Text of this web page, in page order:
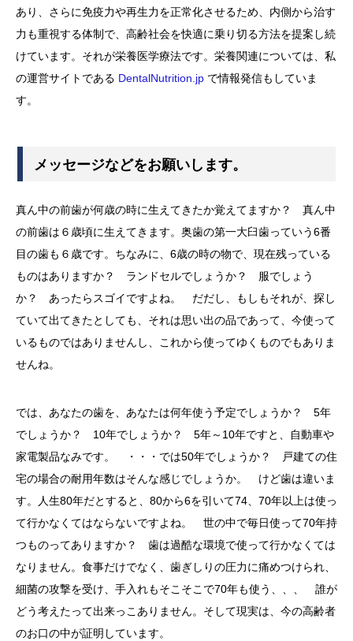
あり、さらに免疫力や再生力を正常化させるため、内側から治す
力も重視する体制で、高齢社会を快適に乗り切る方法を提案し続
けています。それが栄養医学療法です。栄養関連については、私
の運営サイトである DentalNutrition.jp で情報発信もしていま
す。
メッセージなどをお願いします。
真ん中の前歯が何歳の時に生えてきたか覚えてますか？ 真ん中
の前歯は６歳頃に生えてきます。奥歯の第一大臼歯っていう6番
目の歯も６歳です。ちなみに、6歳の時の物で、現在残っている
ものはありますか？ ランドセルでしょうか？ 服でしょう
か？ あったらスゴイですよね。 だだし、もしもそれが、探し
ていて出てきたとしても、それは思い出の品であって、今使って
いるものではありませんし、これから使ってゆくものでもありま
せんね。
では、あなたの歯を、あなたは何年使う予定でしょうか？ 5年
でしょうか？ 10年でしょうか？ 5年～10年ですと、自動車や
家電製品なみです。 ・・・では50年でしょうか？ 戸建ての住
宅の場合の耐用年数はそんな感じでしょうか。 けど歯は違いま
す。人生80年だとすると、80から6を引いて74、70年以上は使っ
て行かなくてはならないですよね。 世の中で毎日使って70年持
つものってありますか？ 歯は過酷な環境で使って行かなくては
なりません。食事だけでなく、歯ぎしりの圧力に痛めつけられ、
細菌の攻撃を受け、手入れもそこそこで70年も使う、、、 誰が
どう考えたって出来っこありません。そして現実は、今の高齢者
のお口の中が証明しています。